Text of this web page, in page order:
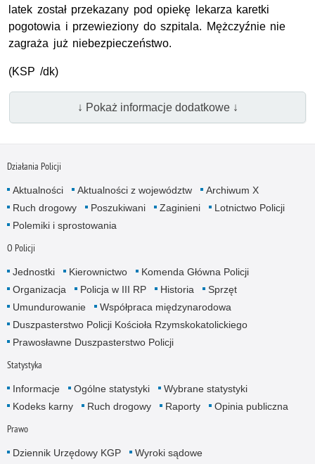
latek został przekazany pod opiekę lekarza karetki
pogotowia i przewieziony do szpitala. Mężczyźnie nie
zagraża już niebezpieczeństwo.
(KSP /dk)
↓ Pokaż informacje dodatkowe ↓
Działania Policji
Aktualności Aktualności z województw
Archiwum X
Ruch drogowy
Poszukiwani Zaginieni
Lotnictwo Policji
Polemiki i sprostowania
O Policji
Jednostki Kierownictwo
Komenda Główna Policji
Organizacja
Policja w III RP Historia
Sprzęt
Umundurowanie
Współpraca międzynarodowa
Duszpasterstwo Policji Kościoła Rzymskokatolickiego
Prawosławne Duszpasterstwo Policji
Statystyka
Informacje Ogólne statystyki
Wybrane statystyki
Kodeks karny
Ruch drogowy Raporty Opinia publiczna
Prawo
Dziennik Urzędowy KGP Wyroki sądowe